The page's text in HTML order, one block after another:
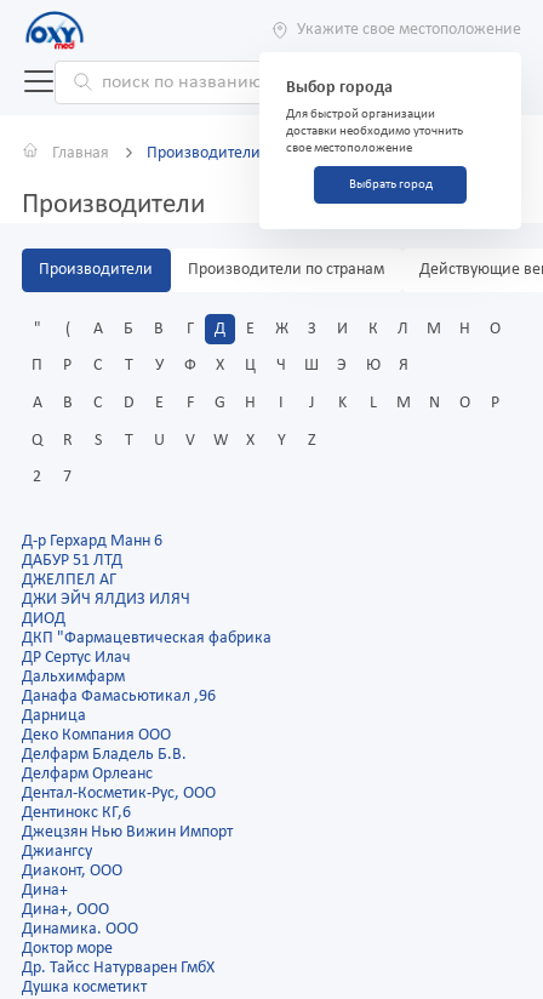
Укажите свое местоположение
Выбор города
Для быстрой организации
доставки необходимо уточнить
свое местоположение
Выбрать город
Главная Производители
Производители
Производители Производители по странам Действующие
" ( А Б В Г Д Е Ж З И К Л М Н О
П Р С Т У Ф Х Ц Ч Ш Э Ю Я
A B C D E F G H J K L M N O P
Q R S T U V W X Y Z
2 7
Д-р Герхард Манн 6
ДАБУР 51 ЛТД
ДЖЕЛПЕЛ АГ
ДЖИ ЭЙЧ ЯЛДИЗ ИЛЯЧ
ДИОД
ДКП "Фармацевтическая фабрика
ДР Сертус Илач
Дальхимфарм
Данафа Фамасьютикал ,96
Дарница
Деко Компания ООО
Делфарм Бладель Б.В.
Делфарм Орлеанс
Дентал-Косметик-Рус, ООО
Дентинокс КГ,6
Джецзян Нью Вижин Импорт
Джиангсу
Диаконт, ООО
Дина+
Дина+, ООО
Динамика. ООО
Доктор море
Др. Тайсс Натурварен ГмбХ
Душка косметикт